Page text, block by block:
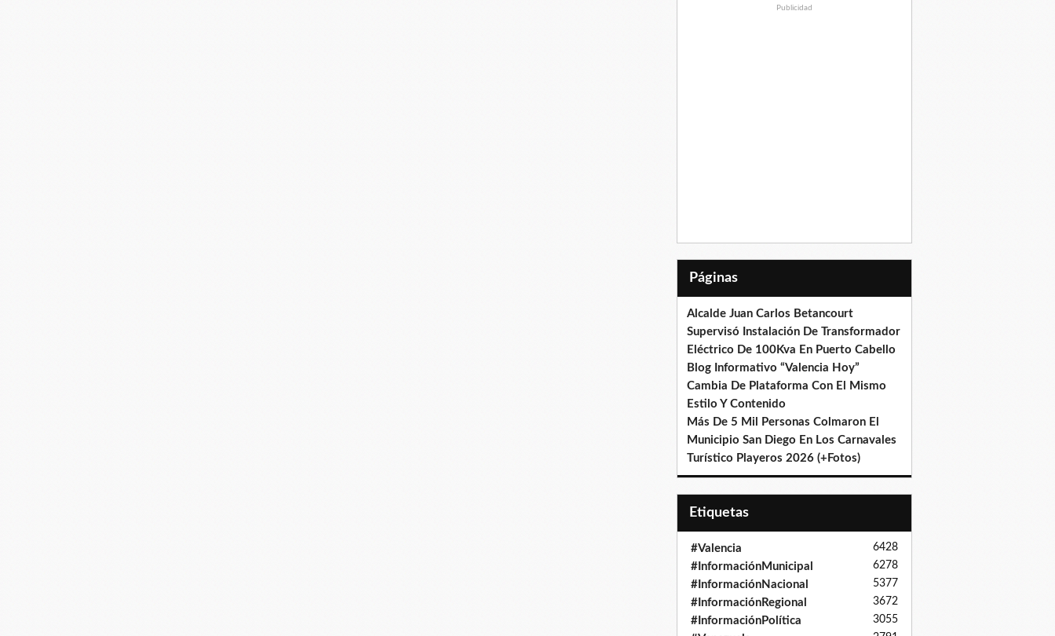
Publicidad
Páginas
Alcalde Juan Carlos Betancourt
Supervisó Instalación De Transformador
Eléctrico De 100Kva En Puerto Cabello
Blog Informativo “Valencia Hoy”
Cambia De Plataforma Con El Mismo
Estilo Y Contenido
Más De 5 Mil Personas Colmaron El
Municipio San Diego En Los Carnavales
Turístico Playeros 2026 (+Fotos)
Etiquetas
#Valencia 6428
#InformaciónMunicipal 6278
#InformaciónNacional 5377
#InformaciónRegional 3672
#InformaciónPolítica 3055